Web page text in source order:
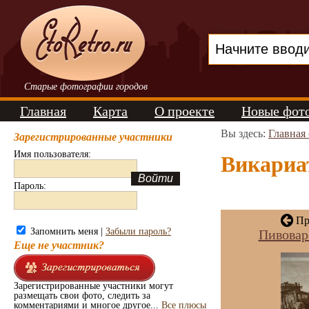
Старые фотографии городов
Главная Карта О проекте Новые
Зарегистрированные участники
Имя пользователя:
Пароль:
Запомнить меня | Забыли пароль?
Еще не участник?
Зарегистрированные участники могут
размещать свои фото, следить за
комментариями и многое другое... Все плюсы
Вы здесь: Главная